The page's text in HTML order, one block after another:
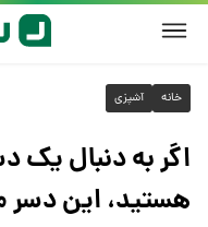
خانه آشپزی
اگر به دنبال یک
هستید، این دسر